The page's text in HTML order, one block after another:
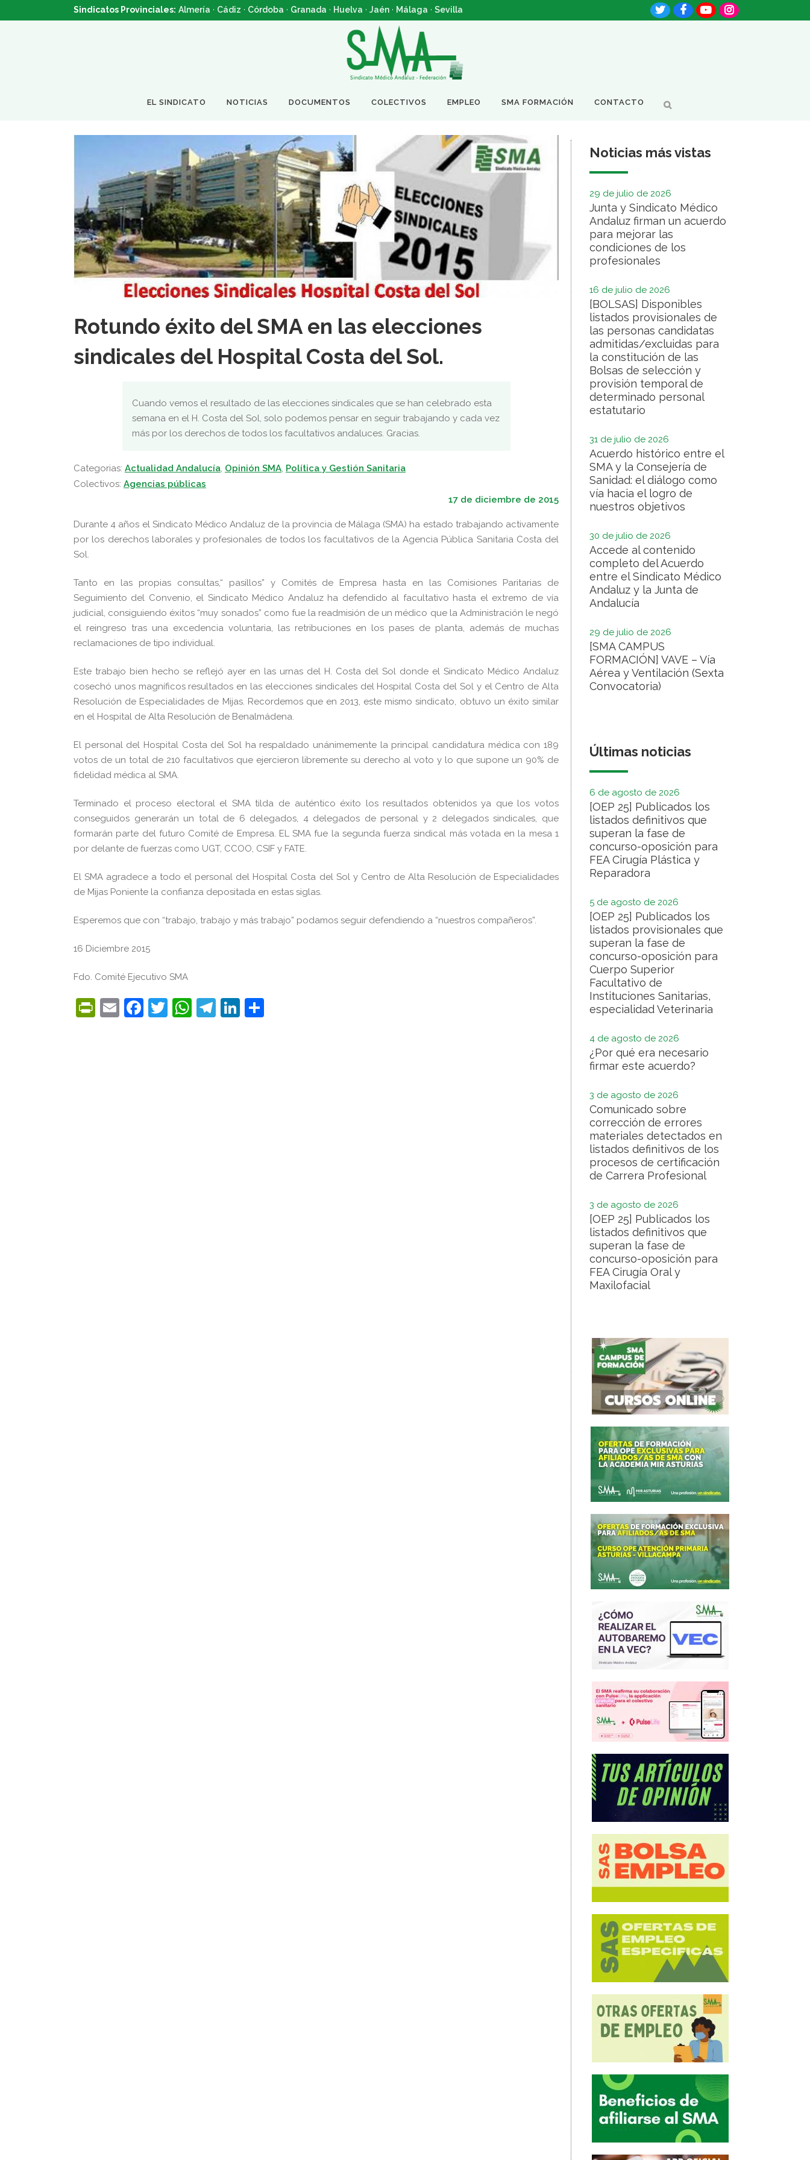
Sindicatos Provinciales: Almería · Cádiz · Córdoba · Granada · Huelva · Jaén · Málaga · Sevilla
EL SINDICATO NOTICIAS DOCUMENTOS COLECTIVOS EMPLEO SMA FORMACIÓN CONTACTO
Rotundo éxito del SMA en las elecciones
sindicales del Hospital Costa del Sol.
Cuando vemos el resultado de las elecciones sindicales que se han celebrado esta
semana en el H. Costa del Sol, solo podemos pensar en seguir trabajando y cada vez
más por los derechos de todos los facultativos andaluces. Gracias.
Categorias: Actualidad Andalucía, Opinión SMA, Política y Gestión Sanitaria
Colectivos: Agencias públicas
17 de diciembre de 2015
Durante 4 años el Sindicato Médico Andaluz de la provincia de Málaga (SMA) ha estado trabajando activamente
por los derechos laborales y profesionales de todos los facultativos de la Agencia Pública Sanitaria Costa del
Sol.
Tanto en las propias consultas,“ pasillos” y Comités de Empresa hasta en las Comisiones Paritarias de
Seguimiento del Convenio, el Sindicato Médico Andaluz ha defendido al facultativo hasta el extremo de vía
judicial, consiguiendo éxitos “muy sonados” como fue la readmisión de un médico que la Administración le negó
el reingreso tras una excedencia voluntaria, las retribuciones en los pases de planta, además de muchas
reclamaciones de tipo individual.
Este trabajo bien hecho se reflejó ayer en las urnas del H. Costa del Sol donde el Sindicato Médico Andaluz
cosechó unos magníficos resultados en las elecciones sindicales del Hospital Costa del Sol y el Centro de Alta
Resolución de Especialidades de Mijas. Recordemos que en 2013, este mismo sindicato, obtuvo un éxito similar
en el Hospital de Alta Resolución de Benalmádena.
El personal del Hospital Costa del Sol ha respaldado unánimemente la principal candidatura médica con 189
votos de un total de 210 facultativos que ejercieron libremente su derecho al voto y lo que supone un 90% de
fidelidad médica al SMA.
Terminado el proceso electoral el SMA tilda de auténtico éxito los resultados obtenidos ya que los votos
conseguidos generarán un total de 6 delegados, 4 delegados de personal y 2 delegados sindicales, que
formarán parte del futuro Comité de Empresa. EL SMA fue la segunda fuerza sindical más votada en la mesa 1
por delante de fuerzas como UGT, CCOO, CSIF y FATE.
El SMA agradece a todo el personal del Hospital Costa del Sol y Centro de Alta Resolución de Especialidades
de Mijas Poniente la confianza depositada en estas siglas.
Esperemos que con “trabajo, trabajo y más trabajo” podamos seguir defendiendo a “nuestros compañeros”.
16 Diciembre 2015
Fdo. Comité Ejecutivo SMA
PrintFriendly
EmailFacebook
Twitter
WhatsApp
Telegram
LinkedIn
Noticias más vistas
29 de julio de 2026
Junta y Sindicato Médico
Andaluz firman un acuerdo
para mejorar las
condiciones de los
profesionales
16 de julio de 2026
[BOLSAS] Disponibles
listados provisionales de
las personas candidatas
admitidas/excluidas para
la constitución de las
Bolsas de selección y
provisión temporal de
determinado personal
estatutario
31 de julio de 2026
Acuerdo histórico entre el
SMA y la Consejería de
Sanidad: el diálogo como
vía hacia el logro de
nuestros objetivos
30 de julio de 2026
Accede al contenido
completo del Acuerdo
entre el Sindicato Médico
Andaluz y la Junta de
Andalucía
29 de julio de 2026
[SMA CAMPUS
FORMACIÓN] VAVE – Vía
Aérea y Ventilación (Sexta
Convocatoria)
Últimas noticias
6 de agosto de 2026
[OEP 25] Publicados los
listados definitivos que
superan la fase de
concurso-oposición para
FEA Cirugía Plástica y
Reparadora
5 de agosto de 2026
[OEP 25] Publicados los
listados provisionales que
superan la fase de
concurso-oposición para
Cuerpo Superior
Facultativo de
Instituciones Sanitarias,
especialidad Veterinaria
4 de agosto de 2026
¿Por qué era necesario
firmar este acuerdo?
3 de agosto de 2026
Comunicado sobre
corrección de errores
materiales detectados en
listados definitivos de los
procesos de certificación
de Carrera Profesional
3 de agosto de 2026
[OEP 25] Publicados los
listados definitivos que
superan la fase de
concurso-oposición para
FEA Cirugía Oral y
Maxilofacial